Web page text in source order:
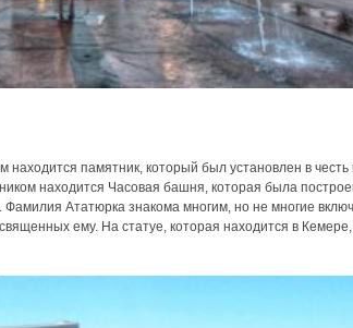
памятник, который был установлен в честь
находится Часовая башня, которая была
Ататюрка знакома многим, но не многие
ему. На статуе, которая находится в